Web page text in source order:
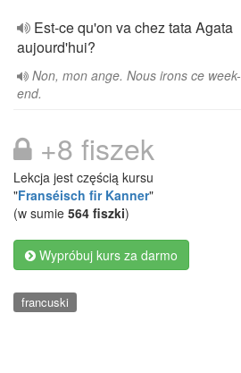
Est-ce qu'on va chez tata Agata
aujourd'hui?
Non, mon ange. Nous irons ce week-
end.
+8 fiszek
Lekcja jest częścią kursu
"Franséisch fir Kanner"
(w sumie 564 fiszki)
Wypróbuj kurs za darmo
francuski